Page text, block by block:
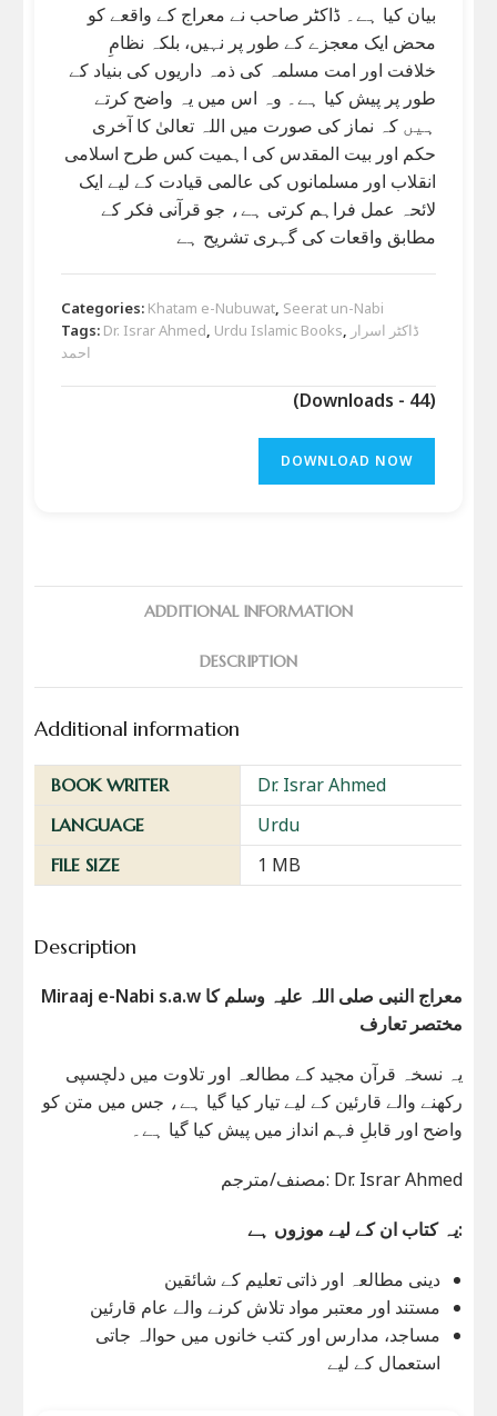
بیان کیا ہے۔ ڈاکٹر صاحب نے معراج کے واقعے کو
محض ایک معجزے کے طور پر نہیں، بلکہ نظامِ
خلافت اور امت مسلمہ کی ذمہ داریوں کی بنیاد کے
طور پر پیش کیا ہے۔ وہ اس میں یہ واضح کرتے
ہیں کہ نماز کی صورت میں اللہ تعالیٰ کا آخری
حکم اور بیت المقدس کی اہمیت کس طرح اسلامی
انقلاب اور مسلمانوں کی عالمی قیادت کے لیے ایک
لائحہ عمل فراہم کرتی ہے، جو قرآنی فکر کے
مطابق واقعات کی گہری تشریح ہے
Categories: Khatam e-Nubuwat, Seerat un-Nabi
Tags: Dr. Israr Ahmed, Urdu Islamic Books, ڈاکٹر اسرار
احمد
(Downloads - 44)
DOWNLOAD NOW
ADDITIONAL INFORMATION
DESCRIPTION
Additional information
BOOK WRITER Dr. Israr Ahmed
LANGUAGE Urdu
FILE SIZE 1 MB
Description
Miraaj e-Nabi s.a.w معراج النبی صلی اللہ علیہ وسلم کا
مختصر تعارف
یہ نسخہ قرآن مجید کے مطالعہ اور تلاوت میں دلچسپی
رکھنے والے قارئین کے لیے تیار کیا گیا ہے، جس میں متن کو
واضح اور قابلِ فہم انداز میں پیش کیا گیا ہے۔
مصنف/مترجم: Dr. Israr Ahmed
یہ کتاب ان کے لیے موزوں ہے:
دینی مطالعہ اور ذاتی تعلیم کے شائقین
مستند اور معتبر مواد تلاش کرنے والے عام قارئین
مساجد، مدارس اور کتب خانوں میں حوالہ جاتی
استعمال کے لیے